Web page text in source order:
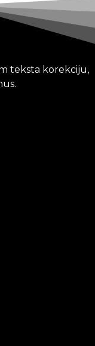
teksta korekciju,